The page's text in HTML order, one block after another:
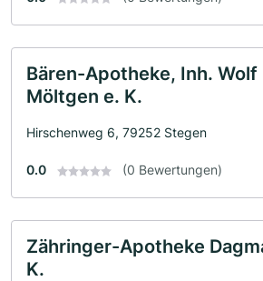
Bären-Apotheke, Inh. Wolf
Möltgen e. K.
Hirschenweg 6, 79252 Stegen
0.0 (0 Bewertungen)
Zähringer-Apotheke
K.